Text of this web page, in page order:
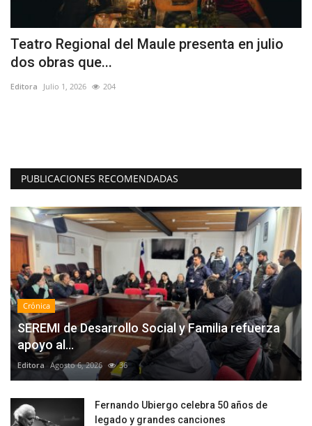
Teatro Regional del Maule presenta en julio
dos obras que...
Editora Julio 1, 2026 204
PUBLICACIONES RECOMENDADAS
Crónica
SEREMI de Desarrollo Social y Familia refuerza
apoyo al...
Editora Agosto 6, 2026 36
Fernando Ubiergo celebra 50 años de
legado y grandes canciones